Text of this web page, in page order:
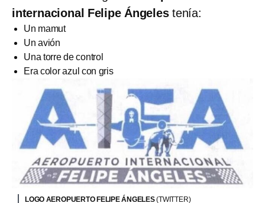
internacional Felipe Ángelestenía:
Un mamut
Un avión
Una torre de control
Era color azul con gris
LOGO AEROPUERTO FELIPE ÁNGELES(TWITTER)